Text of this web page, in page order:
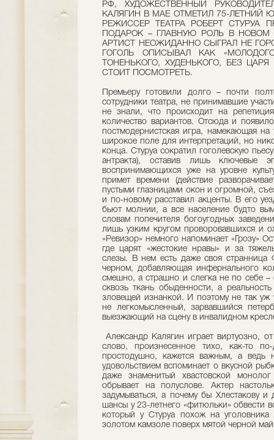
РФ, ХУДОЖЕСТВЕННЫЙ
КАЛЯГИН В МАЕ ОТМЕТИЛ 75-ЛЕТНИЙ
РЕЖИССЕР ТЕАТРА РОБЕРТ СТУРУА
ПОДАРОК – ГЛАВНУЮ РОЛЬ В НОВОМ
АРТИСТ НЕОЖИДАННО СЫГРАЛ НЕ
ГОГОЛЬ ОПИСЫВАЛ КАК
ТОНЕНЬКОГО, ХУДЕНЬКОГО, БЕЗ
СТОИТ ПОСМОТРЕТЬ.
Премьеру готовили долго – почти
сотрудники театра, не принимавшие
не знали, что происходит на
количество вариантов. Отсюда и
постмодернистская игра, намекающая на
широкое поле для интерпретаций, но
конца. Стуруа сократил гоголевскую
антракта), оставив лишь ключевые
воспринимающихся уже на уровне
примет времени (действие
пустыми глазницами окон и огромной,
и по-новому расставил акценты. В его
бьют молнии, а все население будто
словам попечителя богоугодных
лишь узким кругом проворовавшихся и
«Ревизор» немного напоминает «Грозу»
где царят «жестокие нравы» и за
слезы. В нем есть даже своя странница
черном, добавляющая инфернального
смешно, а страшно и слегка не по себе –
сквозь ткань обыденности, а
зловещей изнанкой. И поэтому не так уж
не легкомысленный, зарвавшийся
выезжающий на сцену в инвалидном
Александр Калягин играет виртуозно,
слово, произнесенное тихо, как-то
простодушно, кажется важным, а ведь
удовольствием вспоминает о вкусной
даже знаменитый хвастовской
обрывает на полуслове. Актер
задумываться, а почему бы Хлестакову и
шансы у 23-летнего «фитюльки» обвести
который у Стуруа похож на
золотом камзоле поверх мятой черной